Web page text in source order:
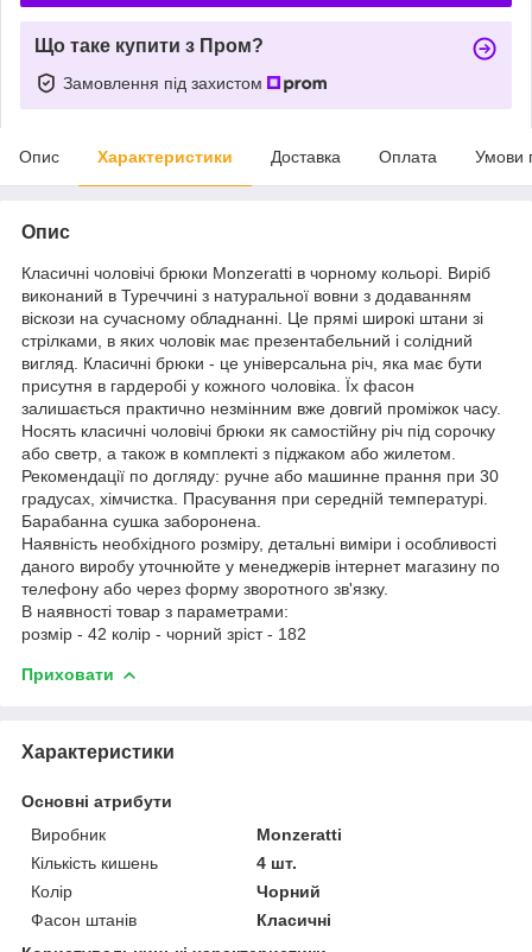
Що таке купити з Пром?
Замовлення під захистом
Опис Характеристики Доставка Оплата Умови
Опис
Класичні чоловічі брюки Monzeratti в чорному кольорі. Виріб
виконаний в Туреччині з натуральної вовни з додаванням
віскози на сучасному обладнанні. Це прямі широкі штани зі
стрілками, в яких чоловік має презентабельний і солідний
вигляд. Класичні брюки - це універсальна річ, яка має бути
присутня в гардеробі у кожного чоловіка. Їх фасон
залишається практично незмінним вже довгий проміжок часу.
Носять класичні чоловічі брюки як самостійну річ під сорочку
або светр, а також в комплекті з піджаком або жилетом.
Рекомендації по догляду: ручне або машинне прання при 30
градусах, хімчистка. Прасування при середній температурі.
Барабанна сушка заборонена.
Наявність необхідного розміру, детальні виміри і особливості
даного виробу уточнюйте у менеджерів інтернет магазину по
телефону або через форму зворотного зв'язку.
В наявності товар з параметрами:
розмір - 42 колір - чорний зріст - 182
Приховати
Характеристики
Основні атрибути
Виробник
Monzeratti
Кількість кишень
4 шт.
Колір
Чорний
Фасон штанів
Класичні